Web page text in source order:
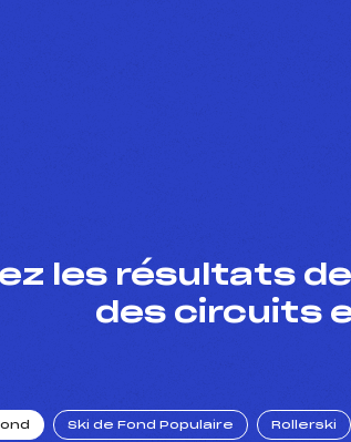
les résultats
des circuits
Ski de Fond Populaire Rollerski